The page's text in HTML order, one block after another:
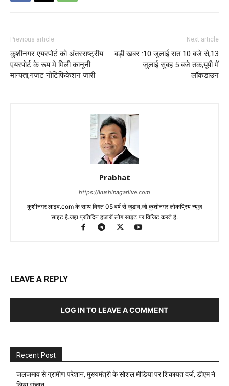
Previous article
कुशीनगर एयरपोर्ट को अंतरराष्ट्रीय
एयरपोर्ट के रूप मे मिली कानूनी
मान्यता,गजट नोटिफिकेशन जारी
Next article
बड़ी ख़बर :10 जुलाई रात 10 बजे से,13
जुलाई सुबह 5 बजे तक,यूपी में
लॉकडाउन
Prabhat
https://kushinagarlive.com
कुशीनगर लाइव.com के साथ विगत 05 वर्ष से जुडाव,जो कुशीनगर लोकप्रिय न्यूज़
साइट है.जहा प्रतिदिन हजारों लोग साइट पर विजिट करते है.
LEAVE A REPLY
LOG IN TO LEAVE A COMMENT
Recent Post
जलजमाव से ग्रामीण परेशान, मुख्यमंत्री के सोशल मीडिया पर शिकायत दर्ज, डीएम ने